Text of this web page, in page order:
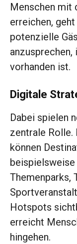
Menschen mit
erreichen,
potenzielle
vorhanden ist.
Digitale
Dabei spielen
zentrale Rolle.
können
Themenparks,
Hotspots
erreicht
hingehen.